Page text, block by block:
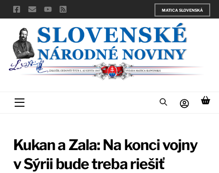
Skip
to
content
MATICA SLOVENSKÁ
Menu
Kukan a Zala: Na konci vojny
v Sýrii bude treba riešiť